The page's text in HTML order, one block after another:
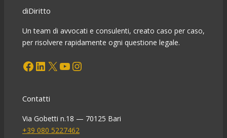
diDiritto
Un team di avvocati e consulenti, creato caso per caso,
per risolvere rapidamente ogni questione legale.
Facebook LinkedIn X YouTube Instagram
Contatti
Via Gobetti n.18 — 70125 Bari
+39 080 5227462